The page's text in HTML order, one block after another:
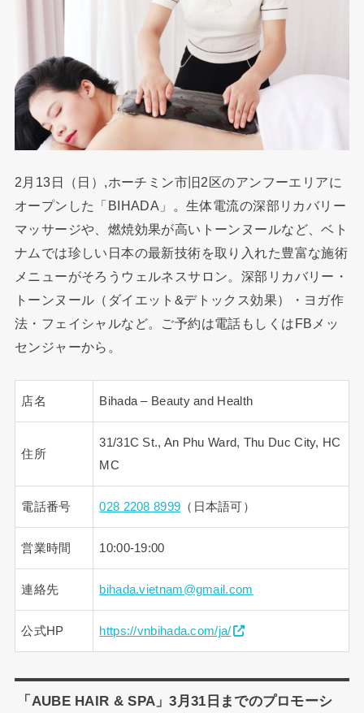
2月13日（日）,ホーチミン市旧2区のアンフーエリアに
オープンした「BIHADA」。生体電流の深部リカバリー
マッサージや、燃焼効果が高いトーンヌールなど、ベト
ナムでは珍しい日本の最新技術を取り入れた豊富な施術
メニューがそろうウェルネスサロン。深部リカバリー・
トーンヌール（ダイエット&デトックス効果）・ヨガ作
法・フェイシャルなど。ご予約は電話もしくはFBメッ
センジャーから。
店名 Bihada – Beauty and Health
住所
31/31C St., An Phu Ward, Thu Duc City, HC
MC
電話番号 028 2208 8999 （日本語可）
営業時間 10:00-19:00
連絡先 bihada.vietnam@gmail.com
公式HP https://vnbihada.com/ja/
「AUBE HAIR & SPA」3月31日までのプロモーシ